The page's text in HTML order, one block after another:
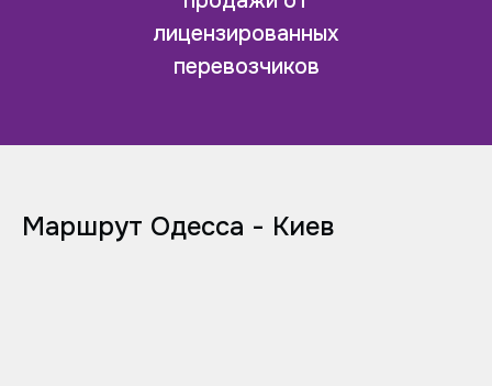
лицензированных
перевозчиков
Маршрут Одесса - Киев